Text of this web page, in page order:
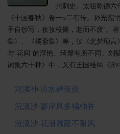
州刺史。太祖乾德六
《十国春秋》卷一○二有传。孙光宪
手自钞写，孜孜校雠，老而不废”。
集》、《橘斋集》等，仅《北梦琐
与“花间”的浮艳、绮靡有所不同。刘
词集六十种》中，又有王国维缉《孙
河渎神·汾水碧依依
浣溪沙·蓼岸风多橘柚香
浣溪沙·花渐凋疏不耐风